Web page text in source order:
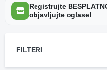
Registrujte
objavljujte oglase!
FILTERI